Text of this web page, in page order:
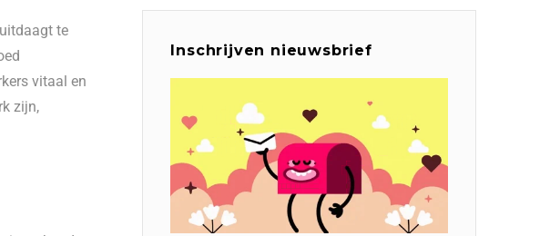
te
vitaal en
zijn,
Inschrijven nieuwsbrief